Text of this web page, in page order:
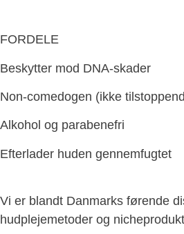
FORDELE
Beskytter mod DNA-skader
Non-comedogen (ikke
Alkohol og parabenefri
Efterlader huden gennemfugtet
Vi er blandt Danmarks førende
hudplejemetoder og